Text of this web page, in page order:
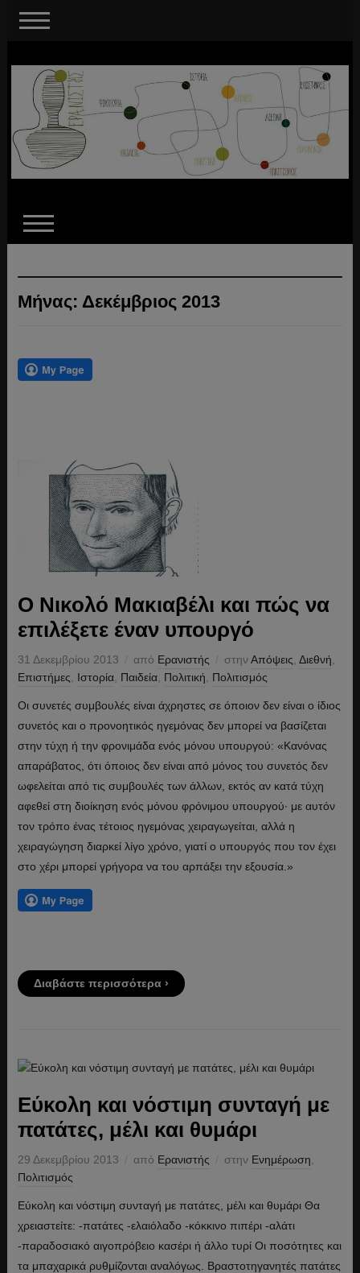
Μήνας: Δεκέμβριος 2013
Ο Νικολό Μακιαβέλι και πώς να
επιλέξετε έναν υπουργό
31 Δεκεμβρίου 2013 από Ερανιστής στηνΑπόψεις Διεθνή
Επιστήμες
Ιστορία, Παιδεία, Πολιτική Πολιτισμός
Οι συνετές συμβουλές είναι άχρηστες σε όποιον δεν είναι ο ίδιος
συνετός και ο προνοητικός ηγεμόνας δεν μπορεί να βασίζεται
στην τύχη ή την φρονιμάδα ενός μόνου υπουργού: «Κανόνας
απαράβατος, ότι όποιος δεν είναι από μόνος του συνετός δεν
ωφελείται από τις συμβουλές των άλλων, εκτός αν κατά τύχη
αφεθεί στη διοίκηση ενός μόνου φρόνιμου υπουργού· με αυτόν
τον τρόπο ένας τέτοιος ηγεμόνας χειραγωγείται, αλλά η
χειραγώγηση διαρκεί λίγο χρόνο, γιατί ο υπουργός που τον έχει
στο χέρι μπορεί γρήγορα να του αρπάξει την εξουσία.»
Διαβάστε περισσότερα ›
Εύκολη και νόστιμη συνταγή με
πατάτες, μέλι και θυμάρι
29 Δεκεμβρίου 2013 από Ερανιστής στην Ενημέρωση
Πολιτισμός
Εύκολη και νόστιμη συνταγή με πατάτες, μέλι και θυμάρι Θα
χρειαστείτε: -πατάτες -ελαιόλαδο -κόκκινο πιπέρι -αλάτι
-παραδοσιακό αιγοπρόβειο κασέρι ή άλλο τυρί Οι ποσότητες και
τα μπαχαρικά ρυθμίζονται αναλόγως. Βραστοτηγανητές πατάτες